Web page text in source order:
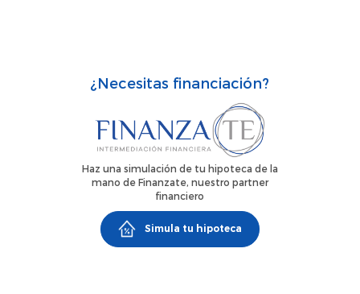
¿Necesitas financiación?
Haz una simulación de tu hipoteca de la
mano de Finanzate, nuestro partner
financiero
Simula tu hipoteca